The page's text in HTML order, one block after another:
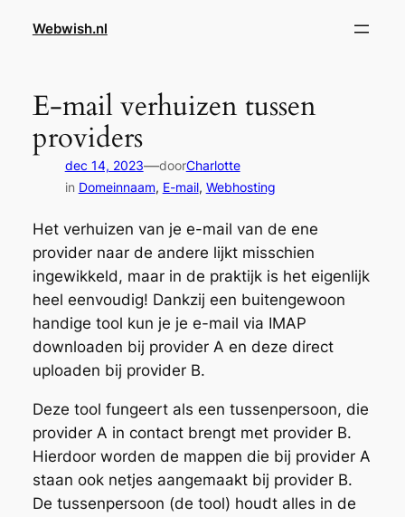
Webwish.nl
E-mail verhuizen tussen
providers
dec 14, 2023—doorCharlotte
in Domeinnaam, E-mail, Webhosting
Het verhuizen van je e-mail van de ene
provider naar de andere lijkt misschien
ingewikkeld, maar in de praktijk is het eigenlijk
heel eenvoudig! Dankzij een buitengewoon
handige tool kun je je e-mail via IMAP
downloaden bij provider A en deze direct
uploaden bij provider B.
Deze tool fungeert als een tussenpersoon, die
provider A in contact brengt met provider B.
Hierdoor worden de mappen die bij provider A
staan ook netjes aangemaakt bij provider B.
De tussenpersoon (de tool) houdt alles in de